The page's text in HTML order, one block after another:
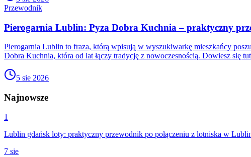
Przewodnik
Pierogarnia Lublin: Pyza Dobra Kuchnia – praktyczny
Pierogarnia Lublin to fraza, którą wpisują w wyszukiwarkę mieszkańcy
Dobra Kuchnia, która od lat łączy tradycję z nowoczesnością. Dowiesz się
5 sie 2026
Najnowsze
1
Lublin gdańsk loty: praktyczny przewodnik po połączeniu z lotniska w
7 sie